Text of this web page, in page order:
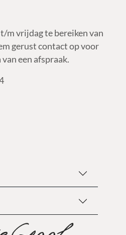
m vrijdag te bereiken van
gerust contact op voor
een afspraak.